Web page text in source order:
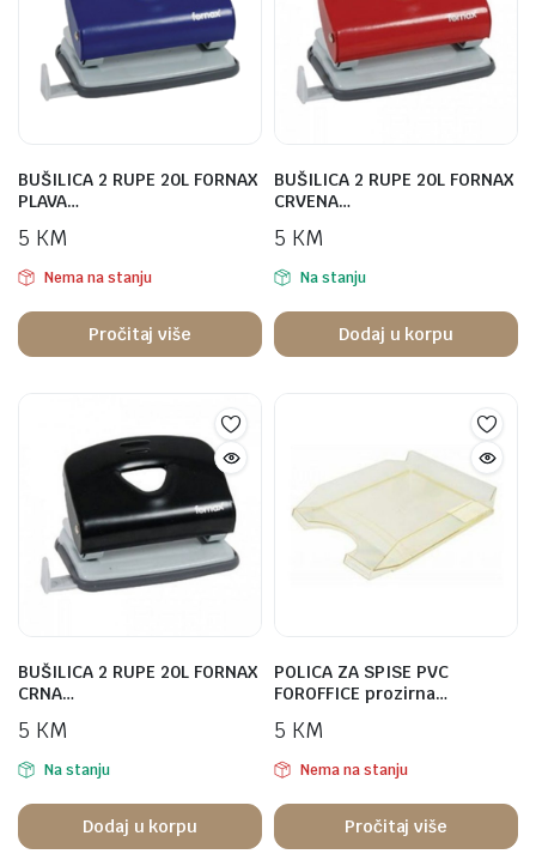
BUŠILICA 2 RUPE 20L FORNAX
PLAVA…
5 KM
Nema na stanju
Pročitaj više
BUŠILICA 2 RUPE 20L FORNAX
CRVENA…
5 KM
Na stanju
Dodaj u korpu
BUŠILICA 2 RUPE 20L FORNAX
CRNA…
5 KM
Na stanju
Dodaj u korpu
POLICA ZA SPISE PVC
FOROFFICE prozirna…
5 KM
Nema na stanju
Pročitaj više